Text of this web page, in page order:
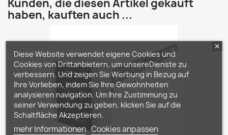
Kunden, die diesen Artikel gekauft
haben, kauften auch ...
Diese Website verwendet eigene Cookies und
Cookies von Drittanbietern, um unsereDienste zu
verbessern. Und zeigen Sie Werbung in Bezug auf
Ihre Vorlieben, indem Sie Ihre Gewohnheiten
analysieren navigation. Um Ihre Zustimmung zu
seiner Verwendung zu geben, klicken Sie auf die
Schaltfläche Akzeptieren.
mehr Informationen Cookies anpassen